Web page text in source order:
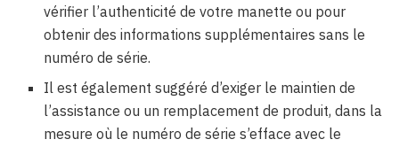
vérifier l’authenticité de votre manette ou pour
obtenir des informations supplémentaires sans le
numéro de série.
Il est également suggéré d’exiger le maintien de
l’assistance ou un remplacement de produit, dans la
mesure où le numéro de série s’efface avec le